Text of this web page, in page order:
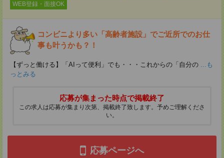
WEB登録・面接OK
コンビニより多い「高齢者施設」でご近所でのお仕
事も叶うかも？！
【ずっと働ける】「AIって便利」でも・・・これからの「自分の ...も
っとみる
応募が集まった時点で掲載終了
この求人は応募が集まり次第、掲載終了致します。予めご理解くださ
い。
応募ページへ